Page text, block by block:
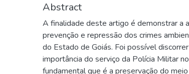
Abstract
A finalidade deste artigo é demonstrar a
prevenção e repressão dos crimes
do Estado de Goiás. Foi possível
importância do serviço da Polícia Militar
fundamental que é a preservação do